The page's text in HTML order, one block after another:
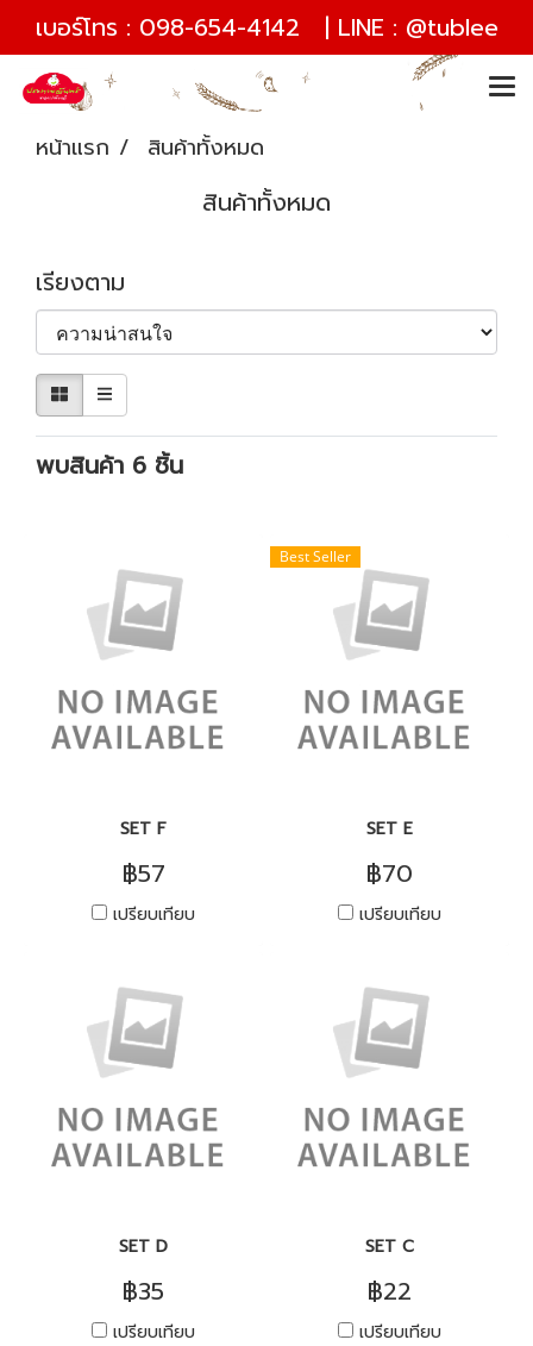
เบอร์โทร : 098-654-4142 | LINE : @tublee
หน้าแรก สินค้าทั้งหมด
สินค้าทั้งหมด
เรียงตาม
พบสินค้า 6 ชิ้น
SET F
฿57
เปรียบเทียบ
Best Seller
SET E
฿70
เปรียบเทียบ
SET D
฿35
เปรียบเทียบ
SET C
฿22
เปรียบเทียบ